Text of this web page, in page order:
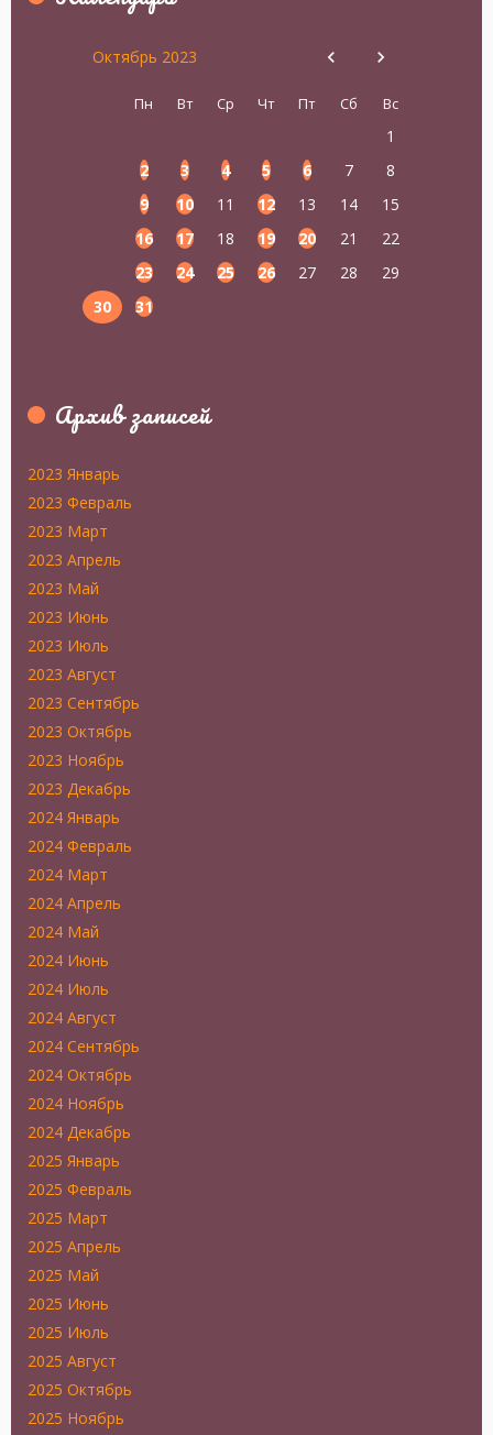
Октябрь 2023
Пн Вт Ср Чт Пт Сб Вс
1
2
3 4 5 6 7
8
9
10 11 12 13 14
15
16
17 18 19 20 21
22
23
24 25 26 27 28
29
30
31
Архив записей
2023 Январь
2023 Февраль
2023 Март
2023 Апрель
2023 Май
2023 Июнь
2023 Июль
2023 Август
2023 Сентябрь
2023 Октябрь
2023 Ноябрь
2023 Декабрь
2024 Январь
2024 Февраль
2024 Март
2024 Апрель
2024 Май
2024 Июнь
2024 Июль
2024 Август
2024 Сентябрь
2024 Октябрь
2024 Ноябрь
2024 Декабрь
2025 Январь
2025 Февраль
2025 Март
2025 Апрель
2025 Май
2025 Июнь
2025 Июль
2025 Август
2025 Октябрь
2025 Ноябрь